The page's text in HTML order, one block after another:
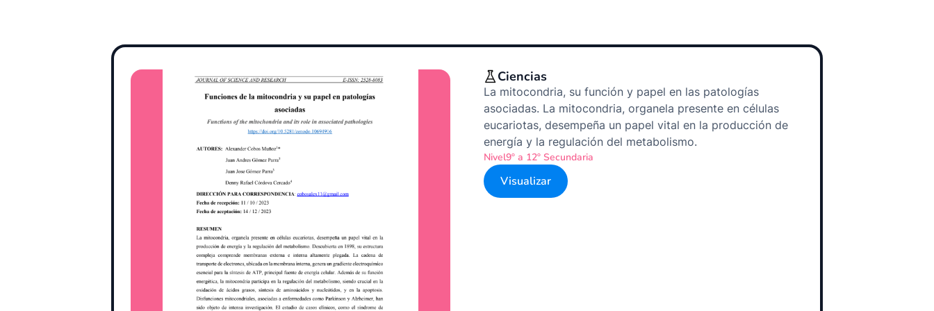
Ciencias
La mitocondria, su función y papel en las patologías
asociadas. La mitocondria, organela presente en células
eucariotas, desempeña un papel vital en la producción de
energía y la regulación del metabolismo.
Nivel9º a 12º Secundaria
Visualizar